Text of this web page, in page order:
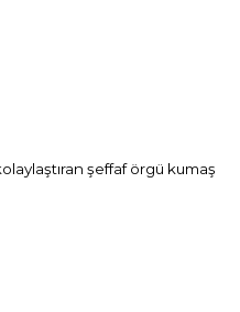
şeffaf örgü kumaş